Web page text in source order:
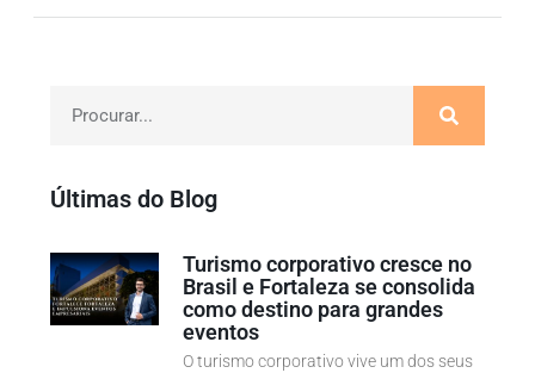
Últimas do Blog
Turismo corporativo cresce no
Brasil e Fortaleza se consolida
como destino para grandes
eventos
O turismo corporativo vive um dos seus